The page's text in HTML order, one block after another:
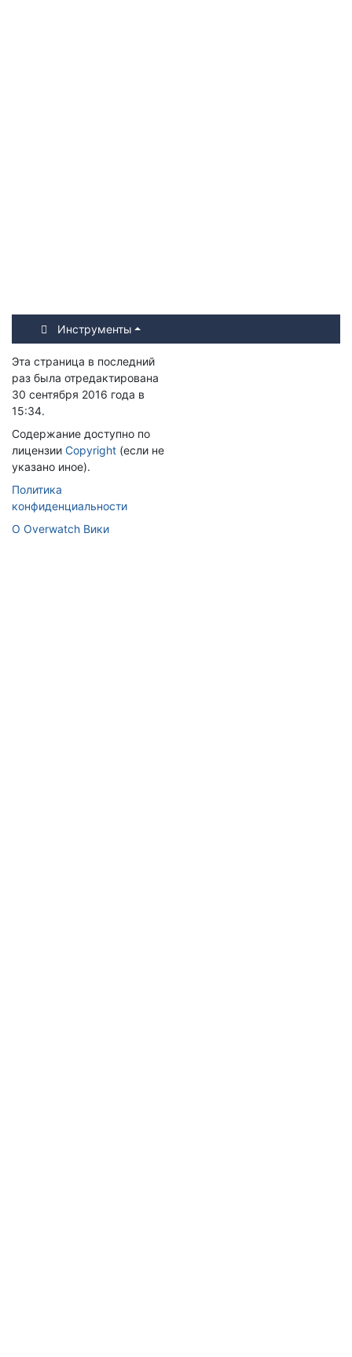
Инструменты
Эта страница в последний
раз была отредактирована
30 сентября 2016 года в
15:34.
Содержание доступно по
лицензии Copyright (если не
указано иное).
Политика
конфиденциальности
О Overwatch Вики